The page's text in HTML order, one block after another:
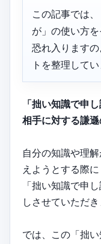
この記事では
が」の使い方
恐れ入ります
トを整理してい
「拙い知識で申
相手に対する謙遜
自分の知識や理
えようとする際に
「拙い知識で申
しさせていただき
では、この「拙